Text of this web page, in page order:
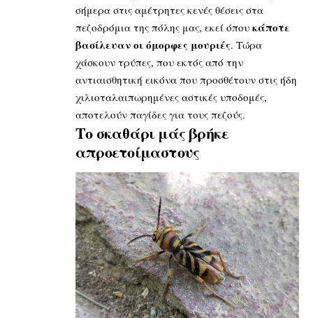
σήμερα στις αμέτρητες κενές θέσεις στα
πεζοδρόμια της πόλης μας, εκεί όπου κάποτε
βασίλευαν οι όμορφες μουριές. Τώρα
χάσκουν τρύπες, που εκτός από την
αντιαισθητική εικόνα που προσθέτουν στις ήδη
χιλιοταλαιπωρημένες αστικές υποδομές,
αποτελούν παγίδες για τους πεζούς.
Το σκαθάρι μάς βρήκε
απροετοίμαστους